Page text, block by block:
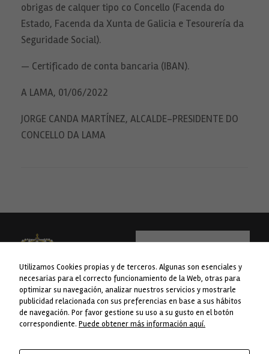
obrigas de calquer tipo co Concello (Facenda do
Estado, Facenda da Xunta de Galicia e Tesourería da
Seguridade Social).
— Certificado de conta bancaria (IBAN).
A LAMA, 01/06/2022
JORGE CANDA MARTÍNEZ, ALCALDE-PRESIDENTE DO
CONCELLO DA LAMA
Concello da Lama
Avda. do Concello nº 1
WEB financiada pola Liña 1 do Plan
Concellos da Deputación de
Pontevedra.
Utilizamos Cookies propias y de terceros. Algunas son esenciales y
necesarias para el correcto funcionamiento de la Web, otras para
optimizar su navegación, analizar nuestros servicios y mostrarle
publicidad relacionada con sus preferencias en base a sus hábitos
de navegación. Por favor gestione su uso a su gusto en el botón
correspondiente. Puede obtener más información aquí.